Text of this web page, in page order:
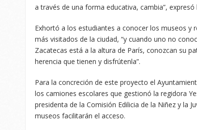
a través de una forma educativa, cambia”, expresó
Exhortó a los estudiantes a conocer los museos y
más visitados de la ciudad, “y cuando uno no
Zacatecas está a la altura de París, conozcan su
herencia que tienen y disfrútenla”.
Para la concreción de este proyecto el
los camiones escolares que gestionó la regidora
presidenta de la Comisión Edilicia de la Niñez y la
museos facilitarán el acceso.